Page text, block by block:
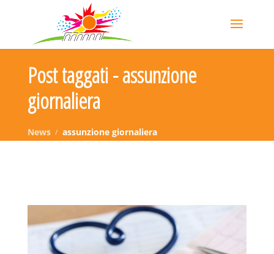
Post taggati - assunzione
giornaliera
News assunzione giornaliera